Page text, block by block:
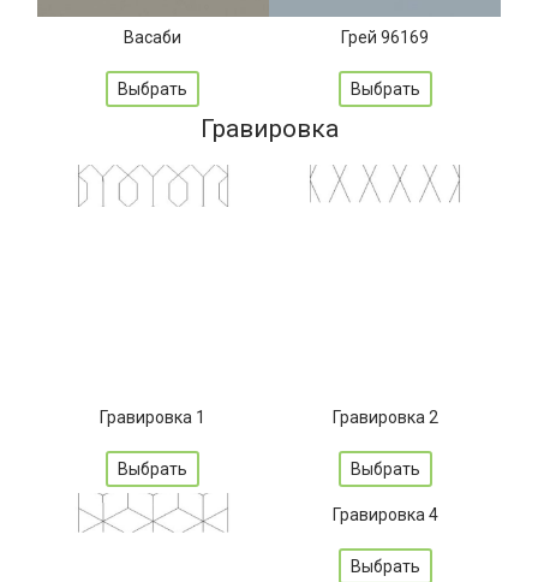
Васаби
Выбрать
Грей 96169
Выбрать
Гравировка
Гравировка 1
Выбрать
Гравировка 2
Выбрать